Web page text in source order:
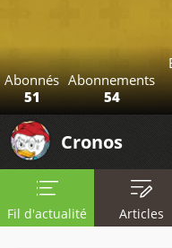
Abonnés
51
Abonnements
54
Cronos
Fil d'actualité Articles